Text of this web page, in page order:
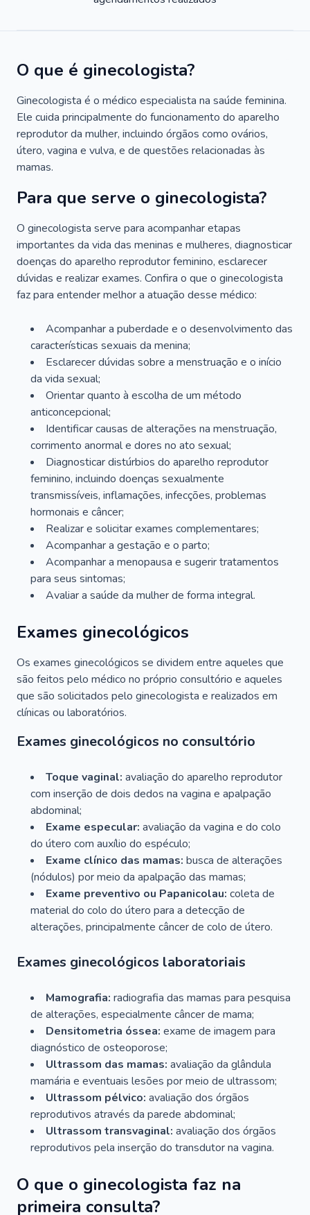
O que é ginecologista?
Ginecologista é o médico especialista na saúde feminina.
Ele cuida principalmente do funcionamento do aparelho
reprodutor da mulher, incluindo órgãos como ovários,
útero, vagina e vulva, e de questões relacionadas às
mamas.
Para que serve o ginecologista?
O ginecologista serve para acompanhar etapas
importantes da vida das meninas e mulheres, diagnosticar
doenças do aparelho reprodutor feminino, esclarecer
dúvidas e realizar exames. Confira o que o ginecologista
faz para entender melhor a atuação desse médico:
Acompanhar a puberdade e o desenvolvimento das
características sexuais da menina;
Esclarecer dúvidas sobre a menstruação e o início
da vida sexual;
Orientar quanto à escolha de um método
anticoncepcional;
Identificar causas de alterações na menstruação,
corrimento anormal e dores no ato sexual;
Diagnosticar distúrbios do aparelho reprodutor
feminino, incluindo doenças sexualmente
transmissíveis, inflamações, infecções, problemas
hormonais e câncer;
Realizar e solicitar exames complementares;
Acompanhar a gestação e o parto;
Acompanhar a menopausa e sugerir tratamentos
para seus sintomas;
Avaliar a saúde da mulher de forma integral.
Exames ginecológicos
Os exames ginecológicos se dividem entre aqueles que
são feitos pelo médico no próprio consultório e aqueles
que são solicitados pelo ginecologista e realizados em
clínicas ou laboratórios.
Exames ginecológicos no consultório
Toque vaginal: avaliação do aparelho reprodutor
com inserção de dois dedos na vagina e apalpação
abdominal;
Exame especular: avaliação da vagina e do colo
do útero com auxílio do espéculo;
Exame clínico das mamas: busca de alterações
(nódulos) por meio da apalpação das mamas;
Exame preventivo ou Papanicolau: coleta de
material do colo do útero para a detecção de
alterações, principalmente câncer de colo de útero.
Exames ginecológicos laboratoriais
Mamografia: radiografia das mamas para pesquisa
de alterações, especialmente câncer de mama;
Densitometria óssea: exame de imagem para
diagnóstico de osteoporose;
Ultrassom das mamas: avaliação da glândula
mamária e eventuais lesões por meio de ultrassom;
Ultrassom pélvico: avaliação dos órgãos
reprodutivos através da parede abdominal;
Ultrassom transvaginal: avaliação dos órgãos
reprodutivos pela inserção do transdutor na vagina.
O que o ginecologista faz na
primeira consulta?